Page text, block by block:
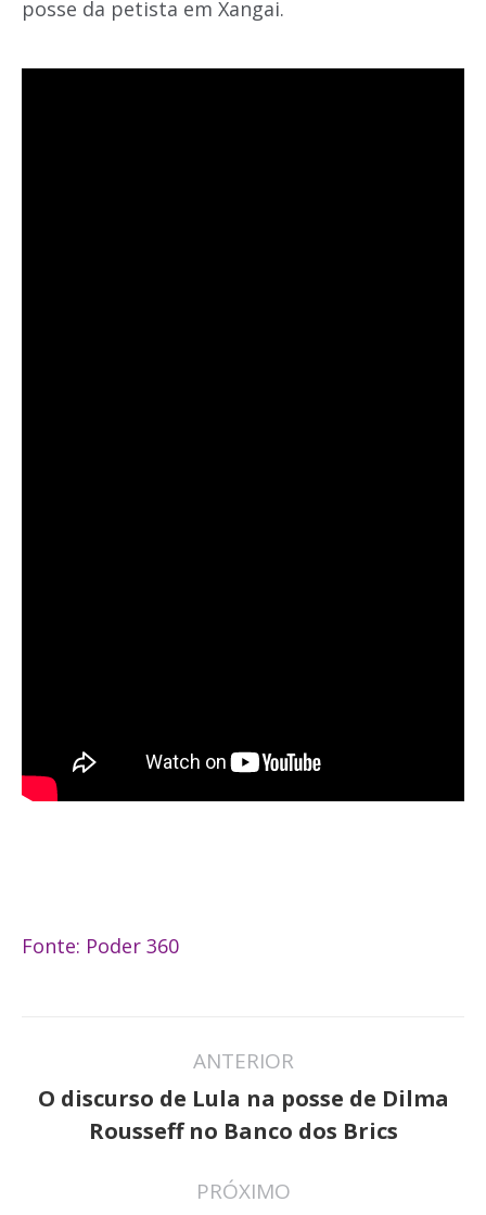
posse da petista em Xangai.
Fonte: Poder 360
de
post:
ANTERIOR
Post
anterior:
O discurso de Lula na posse de Dilma
Rousseff no Banco dos Brics
PRÓXIMO